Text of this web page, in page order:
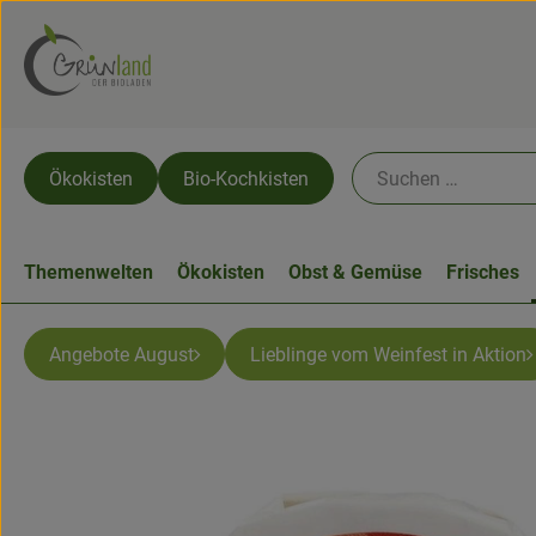
Ökokisten Bio-Kochkisten
Themenwelten Ökokisten Obst & Gemüse Frisches
Angebote August Lieblinge vom Weinfest in Aktion